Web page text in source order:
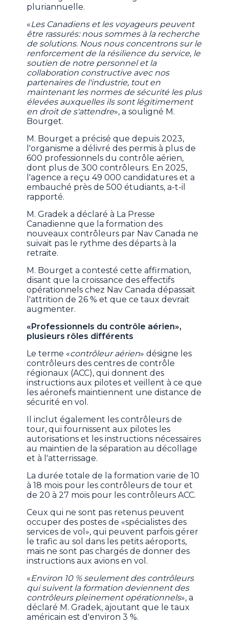
pluriannuelle.
«Les Canadiens et les voyageurs peuvent
être rassurés: nous sommes à la recherche
de solutions. Nous nous concentrons sur le
renforcement de la résilience du service, le
soutien de notre personnel et la
collaboration constructive avec nos
partenaires de l'industrie, tout en
maintenant les normes de sécurité les plus
élevées auxquelles ils sont légitimement
en droit de s'attendre», a souligné M.
Bourget.
M. Bourget a précisé que depuis 2023,
l'organisme a délivré des permis à plus de
600 professionnels du contrôle aérien,
dont plus de 300 contrôleurs. En 2025,
l'agence a reçu 49 000 candidatures et a
embauché près de 500 étudiants, a-t-il
rapporté.
M. Gradek a déclaré à La Presse
Canadienne que la formation des
nouveaux contrôleurs par Nav Canada ne
suivait pas le rythme des départs à la
retraite.
M. Bourget a contesté cette affirmation,
disant que la croissance des effectifs
opérationnels chez Nav Canada dépassait
l'attrition de 26 % et que ce taux devrait
augmenter.
«Professionnels du contrôle aérien»,
plusieurs rôles différents
Le terme «contrôleur aérien» désigne les
contrôleurs des centres de contrôle
régionaux (ACC), qui donnent des
instructions aux pilotes et veillent à ce que
les aéronefs maintiennent une distance de
sécurité en vol.
Il inclut également les contrôleurs de
tour, qui fournissent aux pilotes les
autorisations et les instructions nécessaires
au maintien de la séparation au décollage
et à l'atterrissage.
La durée totale de la formation varie de 10
à 18 mois pour les contrôleurs de tour et
de 20 à 27 mois pour les contrôleurs ACC.
Ceux qui ne sont pas retenus peuvent
occuper des postes de «spécialistes des
services de vol», qui peuvent parfois gérer
le trafic au sol dans les petits aéroports,
mais ne sont pas chargés de donner des
instructions aux avions en vol.
«Environ 10 % seulement des contrôleurs
qui suivent la formation deviennent des
contrôleurs pleinement opérationnels», a
déclaré M. Gradek, ajoutant que le taux
américain est d'environ 3 %.